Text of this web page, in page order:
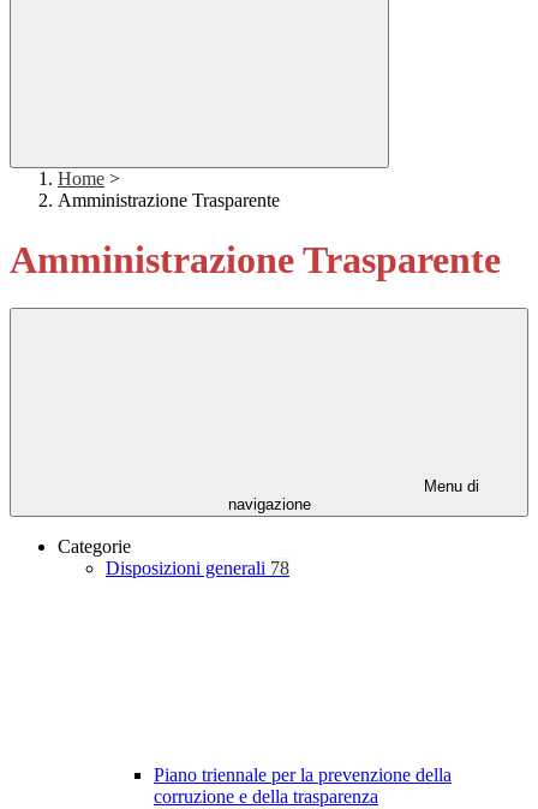
Home >
Amministrazione Trasparente
Amministrazione Trasparente
Menu di
navigazione
Categorie
Disposizioni generali 78
Piano triennale per la prevenzione della
corruzione e della trasparenza